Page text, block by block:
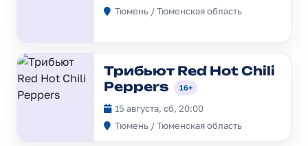
Тюмень / Тюменская область
Трибьют Red Hot Chili
Peppers
16+
15 августа, сб, 20:00
Тюмень / Тюменская область